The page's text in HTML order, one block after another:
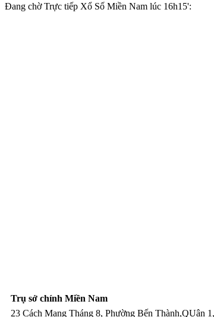
Đang chờ Trực tiếp Xổ Số Miền Nam lúc 16h15':
Trụ sở chính Miền Nam
23 Cách Mạng Tháng 8, Phường Bến